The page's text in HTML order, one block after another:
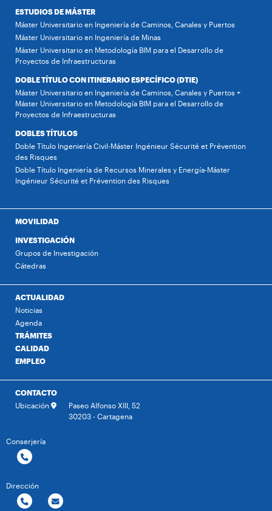
ESTUDIOS DE MÁSTER
Máster Universitario en Ingeniería de Caminos, Canales y Puertos
Máster Universitario en Ingeniería de Minas
Máster Universitario en Metodología BIM para el Desarrollo de
Proyectos de Infraestructuras
DOBLE TÍTULO CON ITINERARIO ESPECÍFICO (DTIE)
Máster Universitario en Ingeniería de Caminos, Canales y Puertos +
Máster Universitario en Metodología BIM para el Desarrollo de
Proyectos de Infraestructuras
DOBLES TÍTULOS
Doble Título Ingeniería Civil-Máster Ingénieur Sécurité et Prévention
des Risques
Doble Título Ingeniería de Recursos Minerales y Energía-Máster
Ingénieur Sécurité et Prévention des Risques
MOVILIDAD
INVESTIGACIÓN
Grupos de Investigación
Cátedras
ACTUALIDAD
Noticias
Agenda
TRÁMITES
CALIDAD
EMPLEO
CONTACTO
Ubicación
Paseo Alfonso XIII, 52
30203 - Cartagena
Conserjería
Dirección